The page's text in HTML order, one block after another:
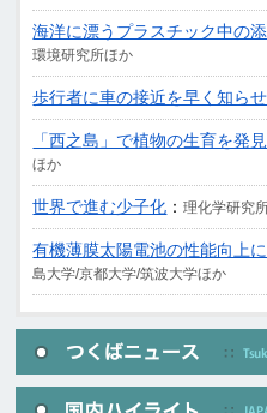
海洋に漂うプラスチック中の
環境研究所ほか
歩行者に車の接近を早く知ら
「西之島」で植物の生育を発見
ほか
世界で進む少子化 ：理化学研究
有機薄膜太陽電池の性能向上
島大学/京都大学/筑波大学ほか